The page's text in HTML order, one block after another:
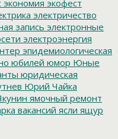
экономия экофест
электричество
запись электронные
электроэнергия
эпидемиологическая
юбилей юмор Юные
юридическая
Юрий Чайка
ямочный ремонт
вакансий ясли ящур